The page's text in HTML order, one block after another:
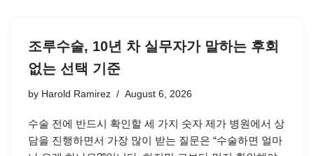
조루수술, 10년 차 실무자가 말하는 후회
없는 선택 기준
by Harold Ramirez August 6, 2026
수술 전에 반드시 확인할 세 가지 숫자 제가 병원에서 상
담을 진행하면서 가장 많이 받는 질문은 “수술하면 얼마